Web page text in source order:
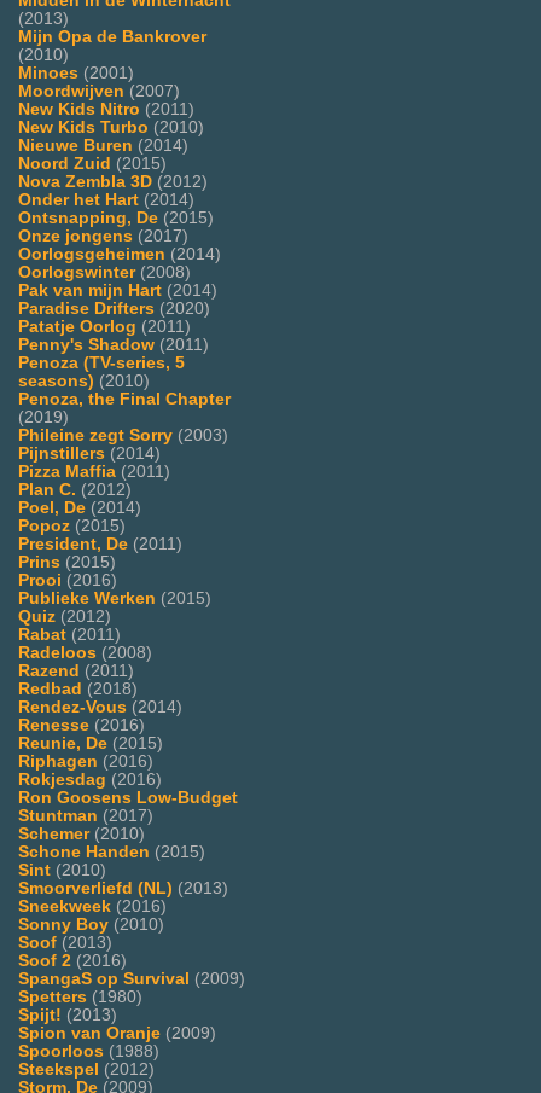
(2013)
Mijn Opa de Bankrover
(2010)
Minoes (2001)
Moordwijven (2007)
New Kids Nitro (2011)
New Kids Turbo (2010)
Nieuwe Buren (2014)
Noord Zuid (2015)
Nova Zembla 3D (2012)
Onder het Hart (2014)
Ontsnapping, De (2015)
Onze jongens (2017)
Oorlogsgeheimen (2014)
Oorlogswinter(2008)
Pak van mijn Hart (2014)
Paradise Drifters (2020)
Patatje Oorlog (2011)
Penny's Shadow (2011)
Penoza (TV-series, 5
seasons) (2010)
Penoza, the Final Chapter
(2019)
Phileine zegt Sorry (2003)
Pijnstillers (2014)
Pizza Maffia (2011)
Plan C. (2012)
Poel, De (2014)
Popoz (2015)
President, De (2011)
Prins (2015)
Prooi (2016)
Publieke Werken (2015)
Quiz (2012)
Rabat (2011)
Radeloos (2008)
Razend (2011)
Redbad (2018)
Rendez-Vous (2014)
Renesse (2016)
Reunie, De (2015)
Riphagen (2016)
Rokjesdag (2016)
Ron Goosens Low-Budget
Stuntman (2017)
Schemer(2010)
Schone Handen (2015)
Sint (2010)
Smoorverliefd (NL) (2013)
Sneekweek (2016)
Sonny Boy (2010)
Soof (2013)
Soof 2 (2016)
SpangaS op Survival (2009)
Spetters (1980)
Spijt! (2013)
Spion van Oranje (2009)
Spoorloos (1988)
Steekspel (2012)
Storm, De (2009)